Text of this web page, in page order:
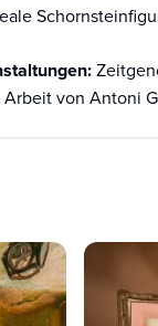
von Antoni